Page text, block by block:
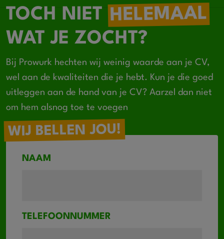
TOCH NIETHELEMAAL
WAT JE ZOCHT?
Bij Prowurk hechten wij weinig waarde aan je CV,
wel aan de kwaliteiten die je hebt. Kun je die goed
uitleggen aan de hand van je CV? Aarzel dan niet
om hem alsnog toe te voegen
WIJ BELLEN JOU!
NAAM
TELEFOONNUMMER